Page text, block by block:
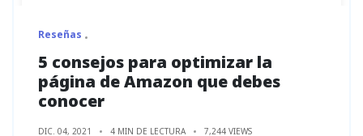
Reseñas
5 consejos para optimizar la
página de Amazon que debes
conocer
DIC. 04, 2021 4 MIN DE LECTURA 7,244 VIEWS